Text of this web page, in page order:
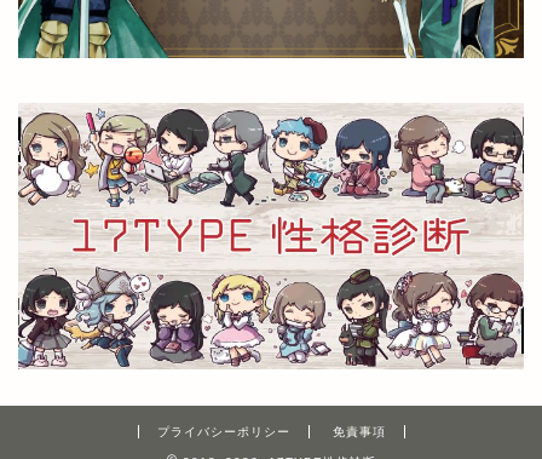
プライバシーポリシー 免責事項